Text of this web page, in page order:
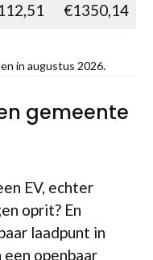
€1350,14
in augustus 2026.
gemeente
EV, echter
oprit? En
laadpunt in
een openbaar